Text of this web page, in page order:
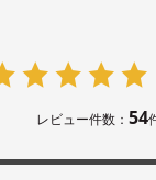
レビュー件数： 54